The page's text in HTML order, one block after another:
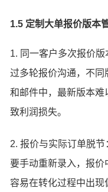
1.5 定制大单报价版本
1. 同一客户多次报价
过多轮报价沟通，不
和邮件中，最新版本
致利润损失。
2. 报价与实际订单脱
要手动重新录入，报
容易在转化过程中出现